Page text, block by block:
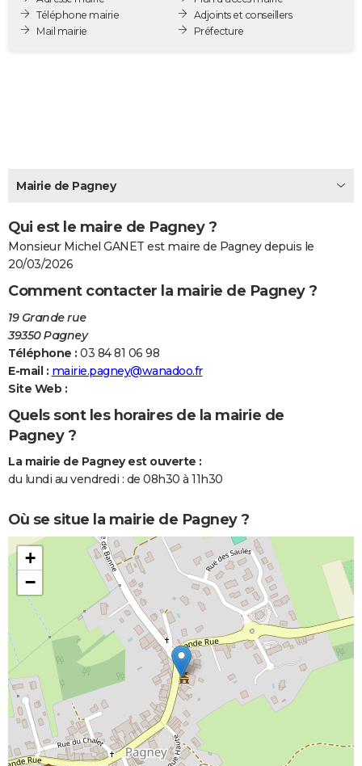
Destinations
City break
Voyage nature
Voyage de noces
Forum
Climat
PHOTO
Dictionnaire
Biographies
Citations
Expressions
Proverbes
PROGRAMME TV
S'inscrire
Se connecter
Lycées
Collèges
Primaires
Universités
Entreprises
Service militaire
Avis de recherche
AVIS DE DÉCÈS
Bricolage
Téléphone mairie
Mail mairie
Adjoints et conseillers
Préfecture
Mairie de Pagney
Qui est le maire de Pagney ?
Monsieur Michel GANET est maire de Pagney depuis le
20/03/2026
Comment contacter la mairie de Pagney ?
19 Grande rue
39350 Pagney
Téléphone : 03 84 81 06 98
E-mail : mairie.pagney@wanadoo.fr
Site Web :
Quels sont les horaires de la mairie de
Pagney ?
La mairie de Pagney est ouverte :
du lundi au vendredi : de 08h30 à 11h30
Où se situe la mairie de Pagney ?
+
−